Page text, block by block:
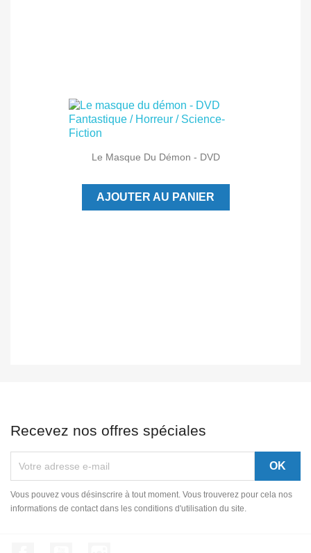
Le Masque Du Démon - DVD
AJOUTER AU PANIER
Recevez nos offres spéciales
Vous pouvez vous désinscrire à tout moment. Vous trouverez pour cela nos
informations de contact dans les conditions d'utilisation du site.